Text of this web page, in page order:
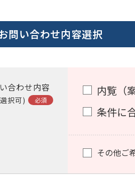
問い合わせ内容選択
合わせ内容
択可)
内覧（
条件に
その他ご